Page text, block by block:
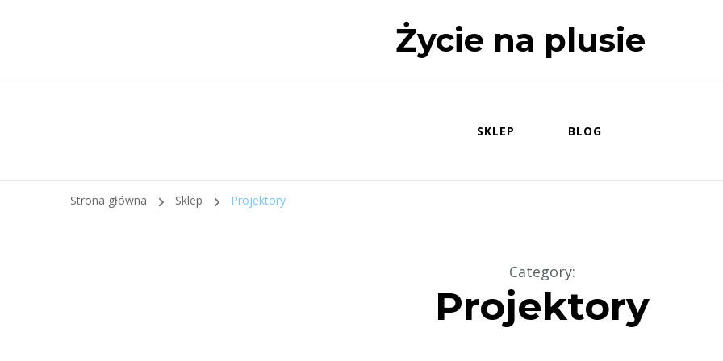
Życie na plusie
SKLEP BLOG
Strona główna Sklep Projektory
Category:
Projektory